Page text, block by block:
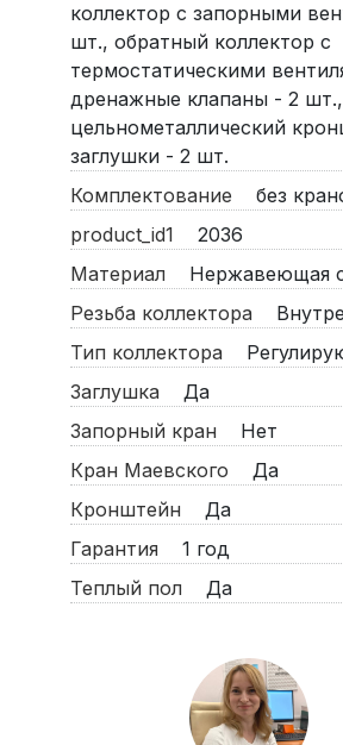
коллектор с запорными
шт., обратный коллектор с
термостатическими
дренажные клапаны - 2 шт.,
цельнометаллический
заглушки - 2 шт.
Комплектование
без
product_id1
2036
Материал
Нержавеющая
Резьба коллектора
Тип коллектора
Заглушка
Да
Запорный кран
Нет
Кран Маевского
Да
Кронштейн
Да
Гарантия
1 год
Теплый пол
Да